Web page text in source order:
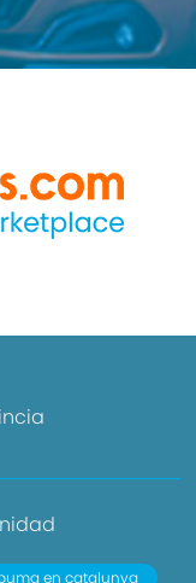
en catalunya